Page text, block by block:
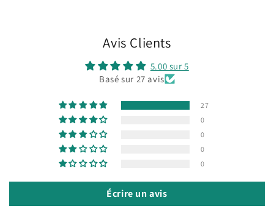
Avis Clients
5.00 sur 5
Basé sur 27 avis
27
0
0
0
0
Écrire un avis